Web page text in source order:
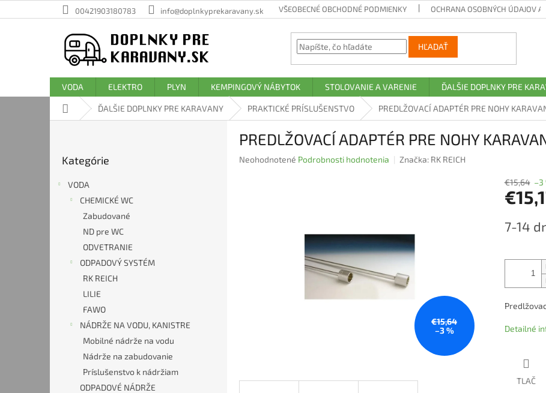
na
00421903180783 info@doplnkyprekaravany.sk VŠEOBECNÉ OBCHODNÉ PODMIENKY OCHRANA OSOBNÝCH ÚDAJOV A
HĽADAŤ
VODA ELEKTRO PLYN KEMPINGOVÝ NÁBYTOK STOLOVANIE A VARENIE ĎALŠIE DOPLNKY PRE
DomovĎALŠIE DOPLNKY PRE KARAVANY PRAKTICKÉ PRÍSLUŠENSTVO PREDLŽOVACÍ ADAPTÉR PRE NOHY
kategórie
Kategórie
VODA
CHEMICKÉ WC
Zabudované
ND pre WC
ODVETRANIE
ODPADOVÝ SYSTÉM
RK REICH
LILIE
FAWO
NÁDRŽE NA VODU, KANISTRE
Mobilné nádrže na vodu
Nádrže na zabudovanie
Príslušenstvo k nádržiam
ODPADOVÉ NÁDRŽE
PREDLŽOVACÍ ADAPTÉR PRE NOHY
Priemerné
Neohodnotené Podrobnosti hodnotenia Značka: RK REICH
€15,64
–3 %
€15,64 –3
cena:
7-14
Detailné
TLAČ